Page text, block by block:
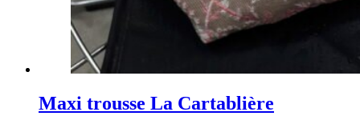
Maxi trousse La Cartablière